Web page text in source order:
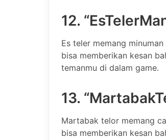
12.
Es teler memang
bisa memberikan kesan
temanmu di dalam game.
13.
Martabak telor memang
bisa memberikan kesan